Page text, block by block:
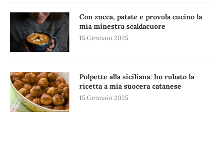
Con zucca, patate e provola cucino la
mia minestra scaldacuore
15 Gennaio 2025
Polpette alla siciliana: ho rubato la
ricetta a mia suocera catanese
15 Gennaio 2025